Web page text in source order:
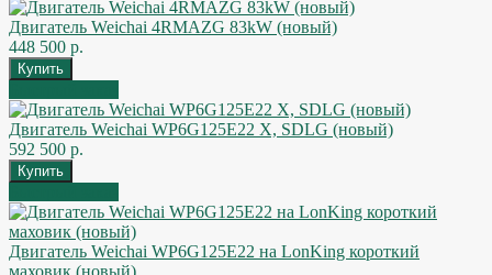
Двигатель Weichai 4RMAZG 83kW (новый)
448 500 р.
Двигатель Weichai WP6G125E22 X, SDLG (новый)
592 500 р.
Двигатель Weichai WP6G125E22 на LonKing короткий
маховик (новый)